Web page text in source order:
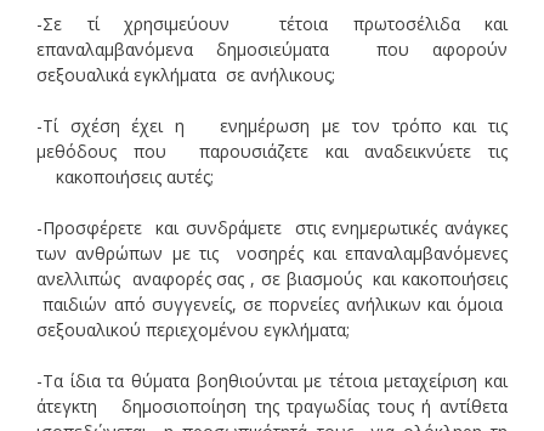
-Σε τί χρησιμεύουν τέτοια πρωτοσέλιδα και
επαναλαμβανόμενα δημοσιεύματα που αφορούν
σεξουαλικά εγκλήματα σε ανήλικους;
-Τί σχέση έχει η ενημέρωση με τον τρόπο και τις
μεθόδους που παρουσιάζετε και αναδεικνύετε τις
κακοποιήσεις αυτές;
-Προσφέρετε και συνδράμετε στις ενημερωτικές ανάγκες
των ανθρώπων με τις νοσηρές και επαναλαμβανόμενες
ανελλιπώς αναφορές σας , σε βιασμούς και κακοποιήσεις
παιδιών από συγγενείς, σε πορνείες ανήλικων και όμοια
σεξουαλικού περιεχομένου εγκλήματα;
-Τα ίδια τα θύματα βοηθιούνται με τέτοια μεταχείριση και
άτεγκτη δημοσιοποίηση της τραγωδίας τους ή αντίθετα